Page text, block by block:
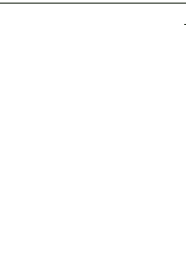
mm²
norme NFC 33-090-1
mm² (sections inégales)
profond étagé pour la